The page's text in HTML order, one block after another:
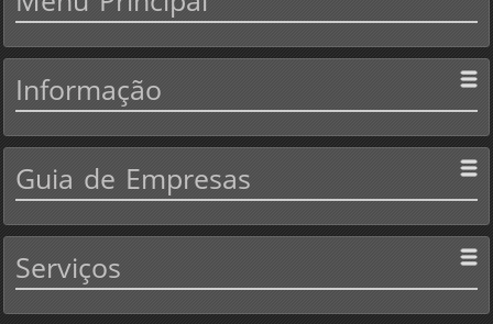
Informação
Guia de Empresas
Serviços